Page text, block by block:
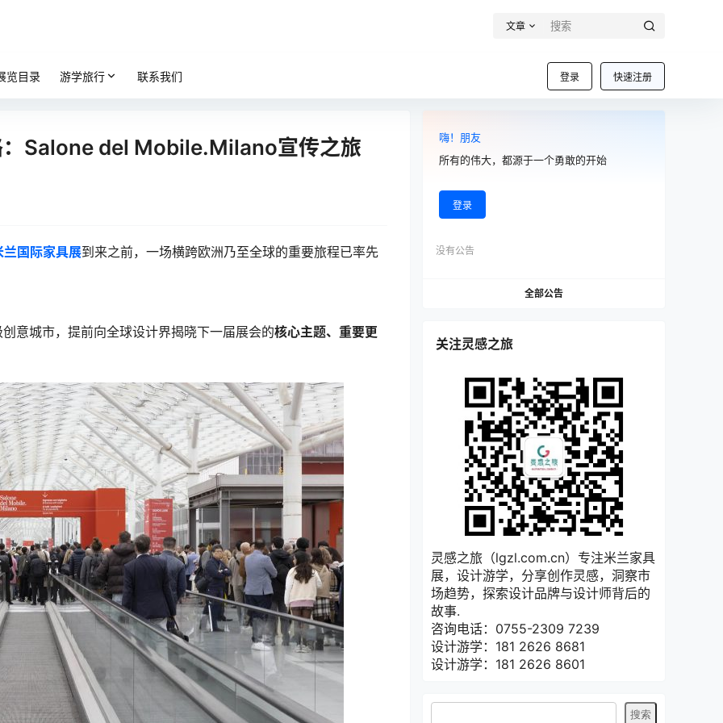
文章
登录 快速注册
览目录 游学旅行 联系我们
Salone del Mobile.Milano宣传之旅
兰国际家具展到来之前，一场横跨欧洲乃至全球的重要旅程已率先
意城市，提前向全球设计界揭晓下一届展会的核心主题、重要更
嗨！朋友
所有的伟大，都源于一个勇敢的开始
登录
没有公告
全部公告
关注灵感之旅
灵感之旅（lgzl.com.cn）专注米兰家具
展，设计游学，分享创作灵感，洞察市
场趋势，探索设计品牌与设计师背后的
故事.
咨询电话：0755-2309 7239
设计游学：181 2626 8681
设计游学：181 2626 8601